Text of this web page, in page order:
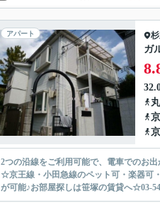
アパート
ガ
2つの沿線をご利用可能で、電車でのお
☆京王線・小田急線のペット可・楽器可
が可能♪お部屋探しは笹塚の賃貸へ☆03-